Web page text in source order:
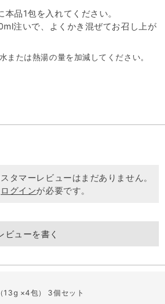
品1包を入れてください。
注いで、よくかき混ぜてお召し上が
または熱湯の量を加減してください。
タマーレビューはまだありません。
ログインが必要です。
ビューを書く
13g ×4包） 3個セット